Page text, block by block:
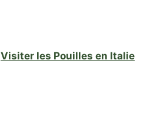
Visiter les Pouilles en Italie